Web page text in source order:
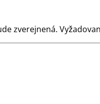
zverejnená.